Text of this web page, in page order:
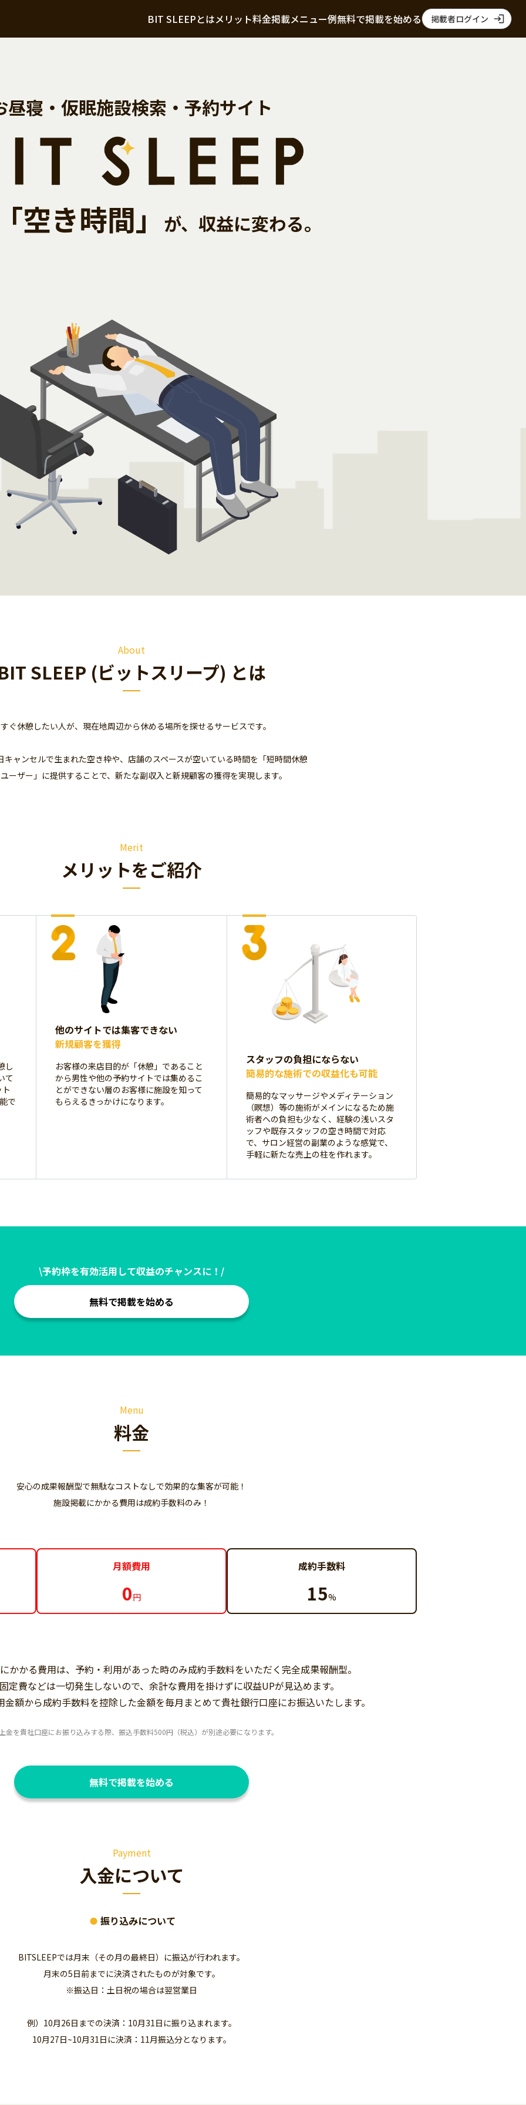
BIT SLEEPとはメリット料金掲載メニュー例無料で掲載を始める 掲載者ログイン
昼寝・仮眠施設検索・予約サイト
空き時間」 が、収益に変わる。
About
SLEEP (ビットスリープ) とは
ぐ休憩したい人が、 現在地周辺から休める場所を探せるサービスです。
キャンセルで生まれた空き枠や、店舗のスペースが空いている時間を「短時間休憩
ーザー」に提供することで、新たな副収入と新規顧客の獲得を実現します。
Merit
メリットをご紹介
し
て
で
他のサイトでは集客できない
新規顧客を獲得
お客様の来店目的が「休憩」であること
から男性や他の予約サイトでは集めるこ
とができない層のお客様に施設を知って
もらえるきっかけになります。
スタッフの負担にならない
簡易的な施術での収益化も可能
簡易的なマッサージやメディテーション
（瞑想）等の施術がメインになるため施
術者への負担も少なく、経験の浅いスタ
ッフや既存スタッフの空き時間で対応
で、サロン経営の副業のような感覚で、
手軽に新たな売上の柱を作れます。
\予約枠を有効活用して収益のチャンスに！/
無料で掲載を始める
Menu
料金
安心の成果報酬型で無駄なコストなしで効果的な集客が可能！
施設掲載にかかる費用は成約手数料のみ！
月額費用
0円
成約手数料
15%
かかる費用は、予約・利用があった時のみ成約手数料をいただく完全成果報酬型。
定費などは一切発生しないので、余計な費用を掛けずに収益UPが見込めます。
額から成約手数料を控除した金額を毎月まとめて貴社銀行口座にお振込いたします。
金を貴社口座にお振り込みする際、振込手数料500円（税込）が別途必要になります。
無料で掲載を始める
Payment
入金について
振り込みについて
BITSLEEPでは月末（その月の最終日）に振込が行われます。
月末の5日前までに決済されたものが対象です。
※振込日：土日祝の場合は翌営業日
例） 10月26日までの決済：10月31日に振り込まれます。
10月27日~10月31日に決済：11月振込分となります。